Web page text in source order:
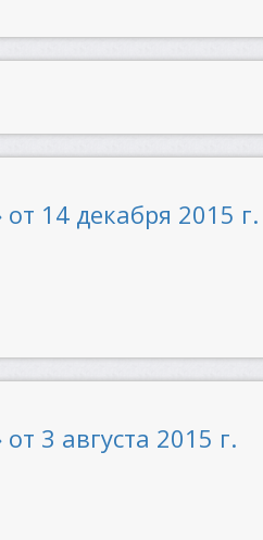
14 декабря 2015 г.
3 августа 2015 г.